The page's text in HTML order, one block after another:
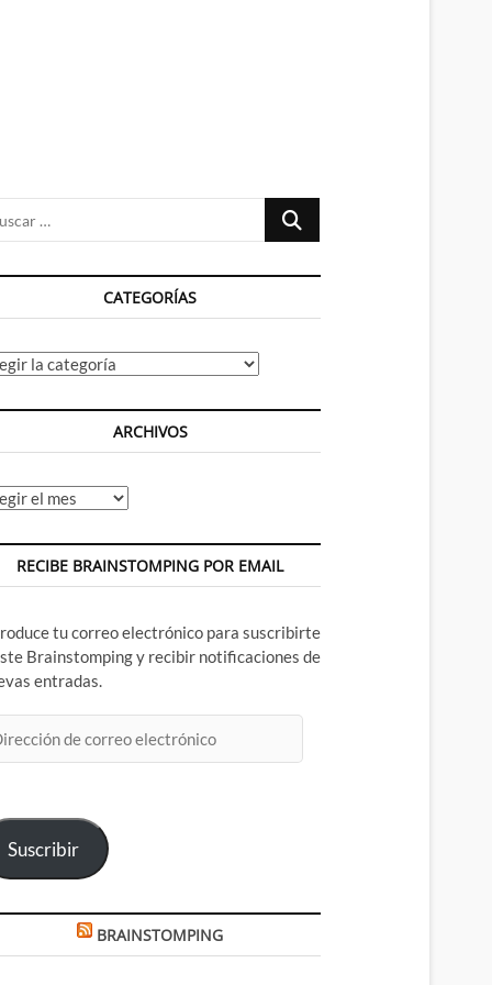
Buscar
CATEGORÍAS
ARCHIVOS
RECIBE BRAINSTOMPING POR EMAIL
tu correo electrónico para suscribirte
Brainstomping y recibir notificaciones de
entradas.
Suscribir
BRAINSTOMPING